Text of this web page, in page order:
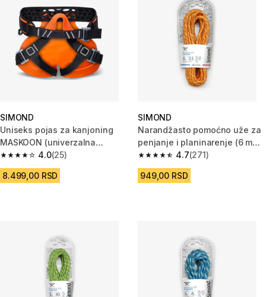
SIMOND
Uniseks pojas za kanjoning
MASKOON (univerzalna
veličina) 4.0
4.0 od 5 zvezdica from 25 Recenzije
(25)
8.499,00 RSD
SIMOND
Narandžasto pomoćno uže za
penjanje i planinarenje (6 mm x
5,5 m)
4.7
4.7 od 5 zvezdica from 271
(271)
949,00 RSD